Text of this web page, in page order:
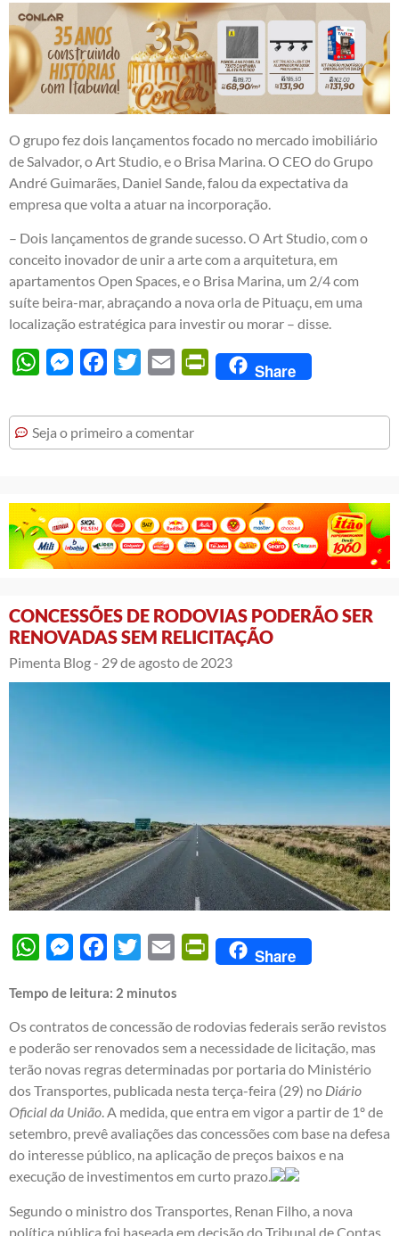
O grupo fez dois lançamentos focado no mercado imobiliário
de Salvador, o Art Studio, e o Brisa Marina. O CEO do Grupo
André Guimarães, Daniel Sande, falou da expectativa da
empresa que volta a atuar na incorporação.
– Dois lançamentos de grande sucesso. O Art Studio, com o
conceito inovador de unir a arte com a arquitetura, em
apartamentos Open Spaces, e o Brisa Marina, um 2/4 com
suíte beira-mar, abraçando a nova orla de Pituaçu, em uma
localização estratégica para investir ou morar – disse.
WhatsAppMessengerFacebook
Twitter Email PrintFriendly
Share
Seja o primeiro a comentar
CONCESSÕES DE RODOVIAS PODERÃO SER
RENOVADAS SEM RELICITAÇÃO
Pimenta Blog - 29 de agosto de 2023
WhatsAppMessengerFacebook
Twitter Email PrintFriendly
Share
Tempo de leitura: 2 minutos
Os contratos de concessão de rodovias federais serão revistos
e poderão ser renovados sem a necessidade de licitação, mas
terão novas regras determinadas por portaria do Ministério
dos Transportes, publicada nesta terça-feira (29) no Diário
Oficial da União. A medida, que entra em vigor a partir de 1º de
setembro, prevê avaliações das concessões com base na defesa
do interesse público, na aplicação de preços baixos e na
execução de investimentos em curto prazo.
Segundo o ministro dos Transportes, Renan Filho, a nova
política pública foi baseada em decisão do Tribunal de Contas